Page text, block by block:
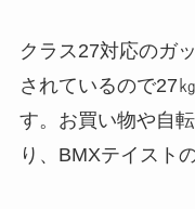
クラス27対応のガ
されているので27
す。お買い物や自
り、BMXテイスト